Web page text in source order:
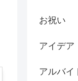
お祝い
アイデア
アルバイ